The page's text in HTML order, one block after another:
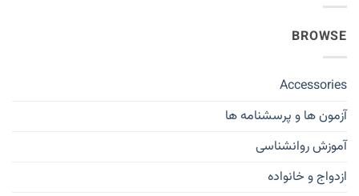
BROWSE
Accessories
آزمون ها و پرسشنامه ها
آموزش روانشناسی
ازدواج و خانواده